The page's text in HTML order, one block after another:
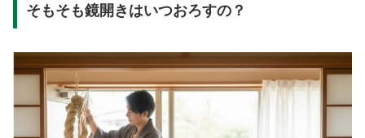
そもそも鏡開きはいつおろすの？